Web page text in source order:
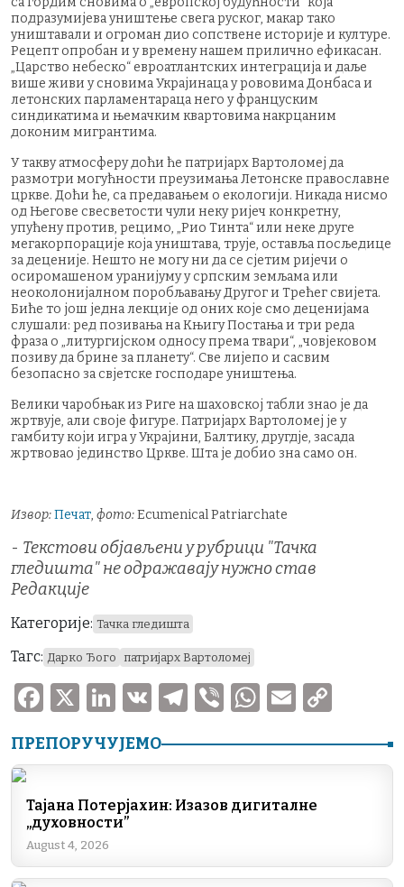
подразумијева уништење свега руског, макар тако
уништавали и огроман дио сопствене историје и културе.
Рецепт опробан и у времену нашем прилично ефикасан.
„Царство небеско“ евроатлантских интеграција и даље
више живи у сновима Украјинаца у рововима Донбаса и
летонских парламентараца него у француским
синдикатима и њемачким квартовима накрцаним
доконим мигрантима.
У такву атмосферу доћи ће патријарх Вартоломеј да
размотри могућности преузимања Летонске православне
цркве. Доћи ће, са предавањем о екологији. Никада нисмо
од Његове свесветости чули неку ријеч конкретну,
упућену против, рецимо, „Рио Тинта“ или неке друге
мегакорпорације која уништава, трује, оставља посљедице
за деценије. Нешто не могу ни да се сјетим ријечи о
осиромашеном уранијуму у српским земљама или
неоколонијалном поробљавању Другог и Трећег свијета.
Биће то још једна лекције од оних које смо деценијама
слушали: ред позивања на Књигу Постања и три реда
фраза о „литургијском односу према твари“, „човјековом
позиву да брине за планету“. Све лијепо и сасвим
безопасно за свјетске господаре уништења.
Велики чаробњак из Риге на шаховској табли знао је да
жртвује, али своје фигуре. Патријарх Вартоломеј је у
гамбиту који игра у Украјини, Балтику, другдје, засада
жртвовао јединство Цркве. Шта је добио зна само он.
Извор:Печат, фото:Ecumenical Patriarchate
- Текстови објављени у рубрици "Тачка
гледишта" не одражавају нужно став
Редакције
Категорије: Тачка гледишта
Тагс: Дарко Ђого патријарх Вартоломеј
F
c
b
o
o
X
Li
k
dI
V
T
e
a
V
er
W
at
A
p
E
ai p
k
ПРЕПОРУЧУЈЕМО
Тајана Потерјахин: Изазов дигиталне
„духовности”
August 4, 2026